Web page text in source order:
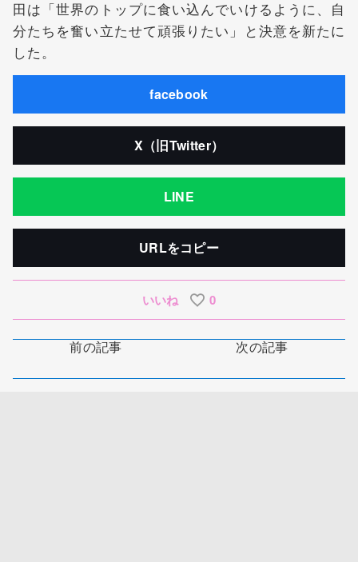
田は「世界のトップに食い込んでいけるように、自
分たちを奮い立たせて頑張りたい」と決意を新たに
した。
facebook
X（旧Twitter）
LINE
URLをコピー
いいね 0
前の記事 次の記事